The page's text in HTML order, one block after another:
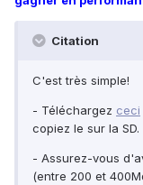
Citation
C'est très simple!
- Téléchargez ceci
copiez le sur la SD.
- Assurez-vous
(entre 200 et